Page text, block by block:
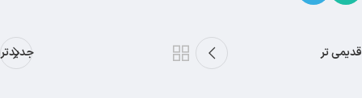
جدیدتر قدیمی تر